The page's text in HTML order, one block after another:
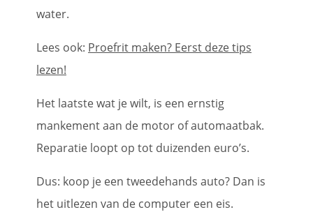
water.
Lees ook: Proefrit maken? Eerst deze tips
lezen!
Het laatste wat je wilt, is een ernstig
mankement aan de motor of automaatbak.
Reparatie loopt op tot duizenden euro’s.
Dus: koop je een tweedehands auto? Dan is
het uitlezen van de computer een eis.